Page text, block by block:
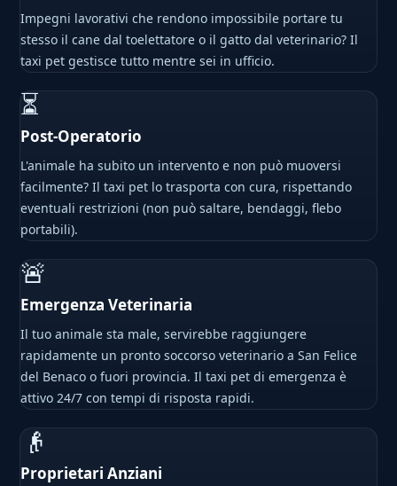
Impegni lavorativi che rendono impossibile portare tu
stesso il cane dal toelettatore o il gatto dal veterinario? Il
taxi pet gestisce tutto mentre sei in ufficio.
⏳
Post-Operatorio
L'animale ha subito un intervento e non può muoversi
facilmente? Il taxi pet lo trasporta con cura, rispettando
eventuali restrizioni (non può saltare, bendaggi, flebo
portabili).
🚨
Emergenza Veterinaria
Il tuo animale sta male, servirebbe raggiungere
rapidamente un pronto soccorso veterinario a San Felice
del Benaco o fuori provincia. Il taxi pet di emergenza è
attivo 24/7 con tempi di risposta rapidi.
👴
Proprietari Anziani